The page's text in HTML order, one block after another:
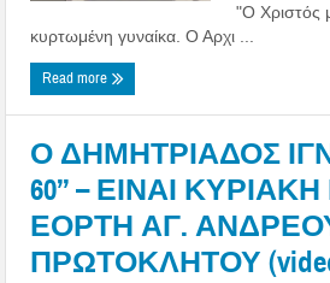
"Ο Χριστός
κυρτωμένη γυναίκα. Ο Αρχι ...
Read more
Ο ΔΗΜΗΤΡΙΑΔΟΣ
60’’ – ΕΙΝΑΙ
ΕΟΡΤΗ ΑΓ.
ΠΡΩΤΟΚΛΗΤΟΥ